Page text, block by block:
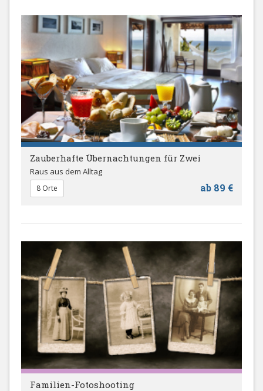
Zauberhafte Übernachtungen für Zwei
Raus aus dem Alltag
ab 89 €
8 Orte
Familien-Fotoshooting